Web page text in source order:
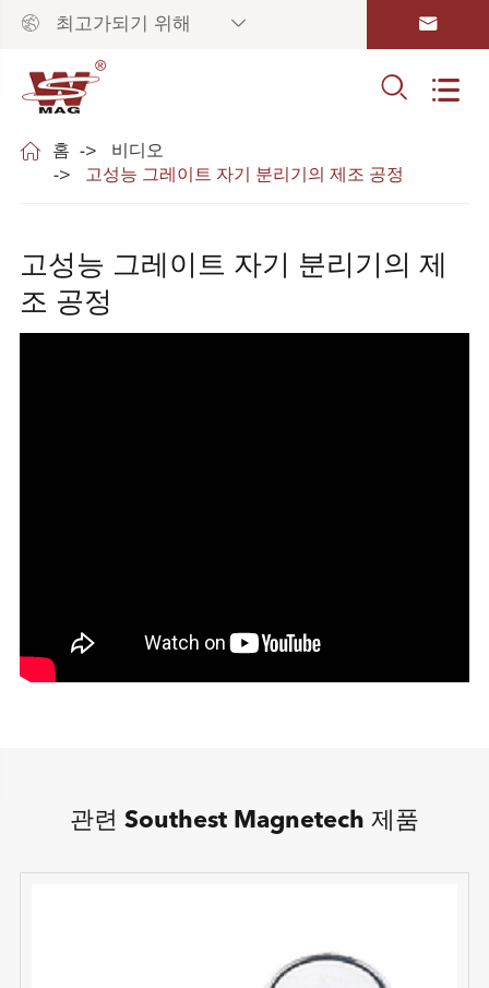
 최고가되기 위해  
 
 홈
비디오
고성능 그레이트 자기 분리기의 제조 공정
고성능 그레이트 자기 분리기의 제
조 공정
관련 Southest Magnetech 제품